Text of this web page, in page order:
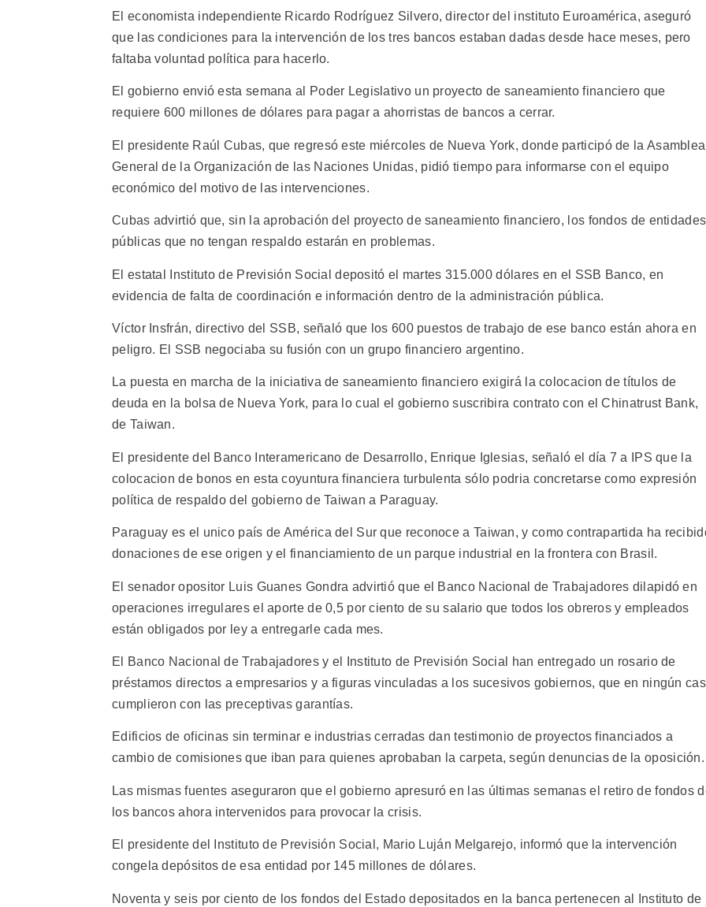
El economista independiente Ricardo Rodríguez Silvero, director del instituto Euroamérica, aseguró
que las condiciones para la intervención de los tres bancos estaban dadas desde hace meses, pero
faltaba voluntad política para hacerlo.
El gobierno envió esta semana al Poder Legislativo un proyecto de saneamiento financiero que
requiere 600 millones de dólares para pagar a ahorristas de bancos a cerrar.
El presidente Raúl Cubas, que regresó este miércoles de Nueva York, donde participó de la Asamblea
General de la Organización de las Naciones Unidas, pidió tiempo para informarse con el equipo
económico del motivo de las intervenciones.
Cubas advirtió que, sin la aprobación del proyecto de saneamiento financiero, los fondos de entidades
públicas que no tengan respaldo estarán en problemas.
El estatal Instituto de Previsión Social depositó el martes 315.000 dólares en el SSB Banco, en
evidencia de falta de coordinación e información dentro de la administración pública.
Víctor Insfrán, directivo del SSB, señaló que los 600 puestos de trabajo de ese banco están ahora en
peligro. El SSB negociaba su fusión con un grupo financiero argentino.
La puesta en marcha de la iniciativa de saneamiento financiero exigirá la colocacion de títulos de
deuda en la bolsa de Nueva York, para lo cual el gobierno suscribira contrato con el Chinatrust Bank,
de Taiwan.
El presidente del Banco Interamericano de Desarrollo, Enrique Iglesias, señaló el día 7 a IPS que la
colocacion de bonos en esta coyuntura financiera turbulenta sólo podria concretarse como expresión
política de respaldo del gobierno de Taiwan a Paraguay.
Paraguay es el unico país de América del Sur que reconoce a Taiwan, y como contrapartida ha
donaciones de ese origen y el financiamiento de un parque industrial en la frontera con Brasil.
El senador opositor Luis Guanes Gondra advirtió que el Banco Nacional de Trabajadores dilapidó en
operaciones irregulares el aporte de 0,5 por ciento de su salario que todos los obreros y empleados
están obligados por ley a entregarle cada mes.
El Banco Nacional de Trabajadores y el Instituto de Previsión Social han entregado un rosario de
préstamos directos a empresarios y a figuras vinculadas a los sucesivos gobiernos, que en ningún
cumplieron con las preceptivas garantías.
Edificios de oficinas sin terminar e industrias cerradas dan testimonio de proyectos financiados a
cambio de comisiones que iban para quienes aprobaban la carpeta, según denuncias de la oposición.
Las mismas fuentes aseguraron que el gobierno apresuró en las últimas semanas el retiro de fondos
los bancos ahora intervenidos para provocar la crisis.
El presidente del Instituto de Previsión Social, Mario Luján Melgarejo, informó que la intervención
congela depósitos de esa entidad por 145 millones de dólares.
Noventa y seis por ciento de los fondos del Estado depositados en la banca pertenecen al Instituto de